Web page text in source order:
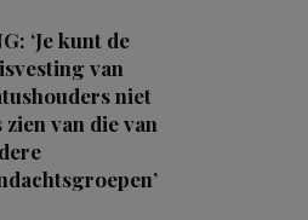
‘Je kunt de
van
niet
zien van die van